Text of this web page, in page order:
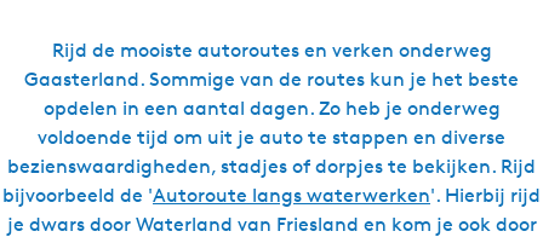
Rijd de mooiste autoroutes en verken onderweg
Gaasterland. Sommige van de routes kun je het beste
opdelen in een aantal dagen. Zo heb je onderweg
voldoende tijd om uit je auto te stappen en diverse
bezienswaardigheden, stadjes of dorpjes te bekijken. Rijd
bijvoorbeeld de 'Autoroute langs waterwerken'. Hierbij rijd
je dwars door Waterland van Friesland en kom je ook door